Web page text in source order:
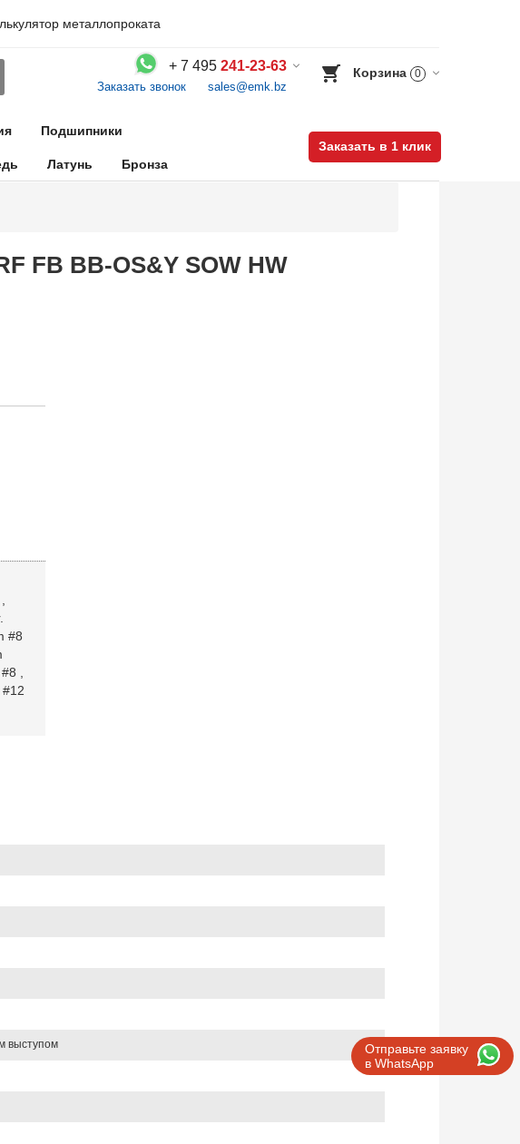
металлопроката
+ 7 495 241-23-63
Заказать звонок sales@emk.bz
Корзина 0
Подшипники
Латунь Бронза
Заказать в 1 клик
Отправьте заявку
в WhatsApp
FB BB-OS&Y SOW HW
#8
выступом